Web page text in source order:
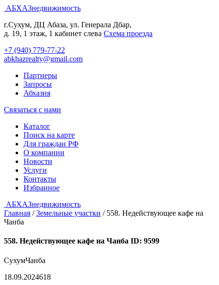
АБХАЗнедвижимость
г.Сухум, ДЦ Абаза, ул. Генерала Дбар,
д. 19, 1 этаж, 1 кабинет слева Cхема проезда
+7 (940) 779-77-22
abkhazrealty@gmail.com
Партнеры
Запросы
Абхазия
Связаться с нами
Каталог
Поиск на карте
Для граждан РФ
О компании
Новости
Услуги
Контакты
Избранное
АБХАЗнедвижимость
Главная /Земельные участки / 558. Недействующее кафе на
Чанба
558. Недействующее кафе на Чанба ID: 9599
СухумЧанба
18.09.2024618